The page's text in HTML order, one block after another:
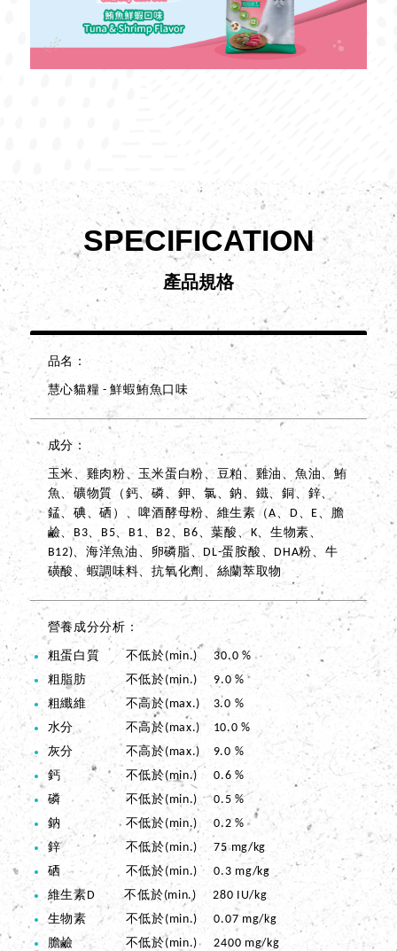
SPECIFICATION
產品規格
品名
慧心貓糧 - 鮮蝦鮪魚口味
成分
玉米、雞肉粉、玉米蛋白粉、豆粕、雞油、魚油、鮪
魚、礦物質（鈣、磷、鉀、氯、鈉、鐵、銅、鋅、
錳、碘、硒）、啤酒酵母粉、維生素（A、D、E、膽
鹼、B3、B5、B1、B2、B6、葉酸、K、生物素、
B12)、海洋魚油、卵磷脂、DL-蛋胺酸、DHA粉、牛
磺酸、蝦調味料、抗氧化劑、絲蘭萃取物
營養成分分析
粗蛋白質 不低於(min.) 30.0 %
粗脂肪 不低於(min.) 9.0 %
粗纖維 不高於(max.) 3.0 %
水分 不高於(max.) 10.0 %
灰分 不高於(max.) 9.0 %
鈣 不低於(min.) 0.6 %
磷 不低於(min.) 0.5 %
鈉 不低於(min.) 0.2 %
鋅 不低於(min.) 75 mg/kg
硒 不低於(min.) 0.3 mg/kg
維生素D 不低於(min.) 280 IU/kg
生物素 不低於(min.) 0.07 mg/kg
膽鹼 不低於(min.) 2400 mg/kg